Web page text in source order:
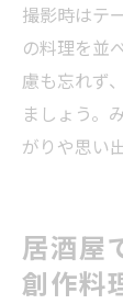
撮影時はテ
の料理を並
慮も忘れず
ましょう。
がりや思い
居酒屋
創作料